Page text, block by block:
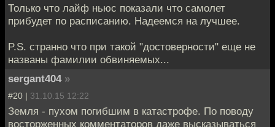
Только что лайф ньюс показали что самолет
прибудет по расписанию. Надеемся на лучшее.
P.S. странно что при такой "достоверности" еще не
названы фамилии обвиняемых...
sergant404 »
#20 | 31.10.15 12:22
Земля - пухом погибшим в катастрофе. По поводу
восторженных комментаторов даже высказываться